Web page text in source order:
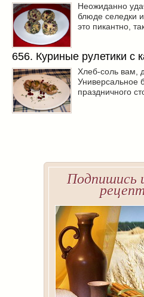
Неожиданно
блюде селедки
это пикантно,
656. Куриные рулетики с
Хлеб-соль вам,
Универсальное
праздничного
Подпишись